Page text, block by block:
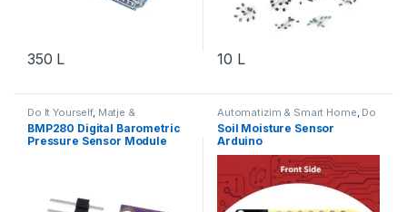
350 L 10 L
Do It Yourself, Matje &
Instrumente,Robotika
BMP280 Digital Barometric
Pressure Sensor Module
Automatizim & Smart Home Do
It Yourself ,Projekte & Starter Kit
Robotika
Soil Moisture Sensor
Arduino